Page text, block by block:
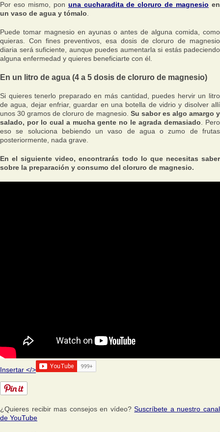
Por eso mismo, pon una cucharadita de cloruro de magnesio en
un vaso de agua y tómalo
Puede tomar magnesio en ayunas o antes de alguna comida, como
quieras. Con fines preventivos, esa dosis de cloruro de magnesio
diaria será suficiente, aunque puedes aumentarla si estás padeciendo
alguna enfermedad y quieres beneficiarte con él.
En un litro de agua (4 a 5 dosis de cloruro de magnesio)
Si quieres tenerlo preparado en más cantidad, puedes hervir un litro
de agua, dejar enfriar, guardar en una botella de vidrio y disolver allí
unos 30 gramos de cloruro de magnesio. Su sabor es algo amargo y
salado, por lo cual a mucha gente no le agrada demasiado . Pero
eso se soluciona bebiendo un vaso de agua o zumo de frutas
posteriormente, nada grave.
En el siguiente video, encontrarás todo lo que necesitas saber
sobre la preparación y consumo del cloruro de magnesio.
Insertar </>
¿Quieres recibir mas consejos en vídeo?Suscríbete a nuestro canal
de YouTube